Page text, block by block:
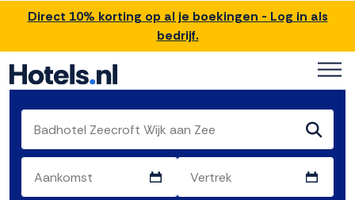
Direct 10% korting op al je boekingen - Log in als
bedrijf.